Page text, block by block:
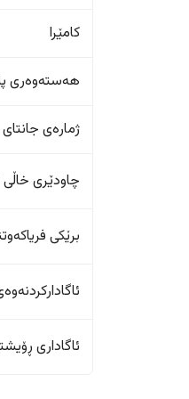
کامێرا
هەستەوەری
ژمارەی
چاودێری خاڵی
برێکی
ئاگاداری